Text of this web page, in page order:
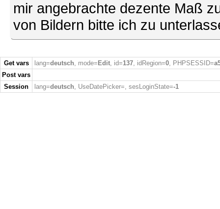
mir angebrachte dezente Maß
von Bildern bitte ich zu
Get vars lang=deutsch, mode= Edit, id=137, idRegion=0, PHPSESSID=
Post vars
Session
lang=deutsch, UseDatePicker=, sesLoginState=-1